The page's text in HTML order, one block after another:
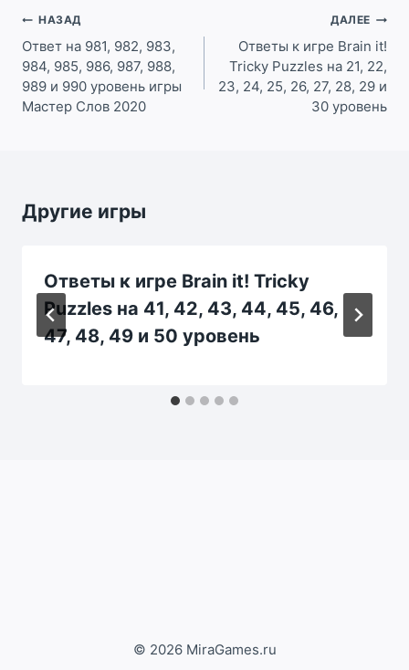
Навигация
по
записям
НАЗАД
Ответ на 981, 982, 983,
984, 985, 986, 987, 988,
989 и 990 уровень игры
Мастер Слов 2020
ДАЛЕЕ
Ответы к игре Brain it!
Tricky Puzzles на 21, 22,
23, 24, 25, 26, 27, 28, 29 и
30 уровень
Другие игры
Ответы к игре Brain it! Tricky
Puzzles на 41, 42, 43, 44, 45, 46,
47, 48, 49 и 50 уровень
© 2026 MiraGames.ru